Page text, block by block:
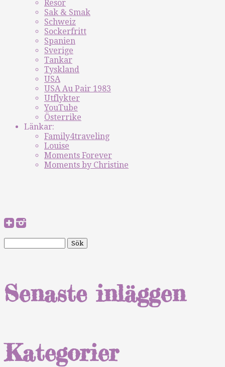
Resor
Sak & Smak
Schweiz
Sockerfritt
Spanien
Sverige
Tankar
Tyskland
USA
USA Au Pair 1983
Utflykter
YouTube
Österrike
Länkar:
Family4traveling
Louise
Moments Forever
Moments by Christine
Senaste inläggen
Kategorier